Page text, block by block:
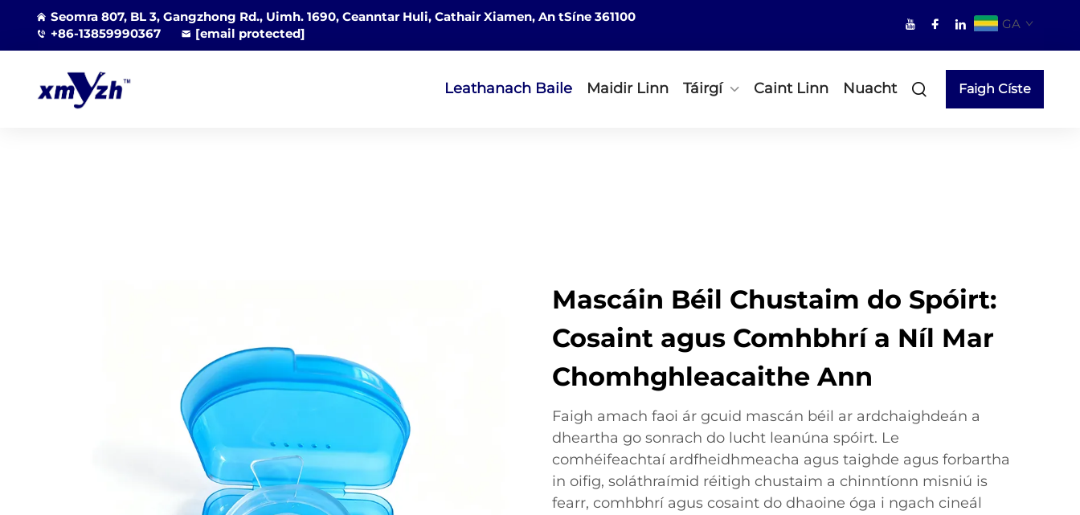
Seomra 807, BL 3, Gangzhong Rd., Uimh. 1690, Ceanntar Huli, Cathair Xiamen, An tSíne 361100
+86-13859990367
[email protected]
GA
Leathanach Baile Maidir Linn Táirgí Caint Linn Nuacht Faigh Císte
Mascáin Béil Chustaim do Spóirt:
Cosaint agus Comhbhrí a Níl Mar
Chomhghleacaithe Ann
Faigh amach faoi ár gcuid mascán béil ar ardchaighdeán a
dheartha go sonrach do lucht leanúna spóirt. Le
comhéifeachtaí ardfheidhmeacha agus taighde agus forbartha
in oifig, soláthraímid réitigh chustaim a chinntíonn misniú is
fearr, comhbhrí agus cosaint do dhaoine óga i ngach cineál